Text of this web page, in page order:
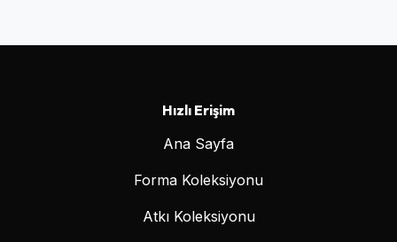
Hızlı Erişim
Ana Sayfa
Forma Koleksiyonu
Atkı Koleksiyonu